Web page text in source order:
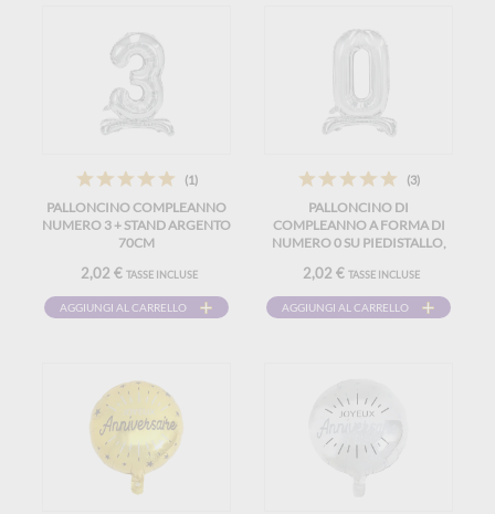
(1)
PALLONCINO COMPLEANNO
NUMERO 3 + STAND ARGENTO
70CM
2,02 € TASSE INCLUSE
AGGIUNGI AL CARRELLO
(3)
PALLONCINO DI
COMPLEANNO A FORMA DI
NUMERO 0 SU PIEDISTALLO,
2,02 € TASSE INCLUSE
AGGIUNGI AL CARRELLO